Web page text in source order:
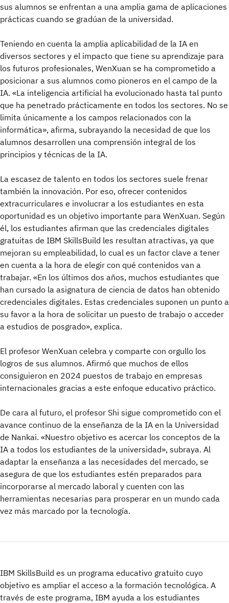
sus alumnos se enfrentan a una amplia gama de aplicaciones
prácticas cuando se gradúan de la universidad.
Teniendo en cuenta la amplia aplicabilidad de la IA en
diversos sectores y el impacto que tiene su aprendizaje para
los futuros profesionales, WenXuan se ha comprometido a
posicionar a sus alumnos como pioneros en el campo de la
IA. «La inteligencia artificial ha evolucionado hasta tal punto
que ha penetrado prácticamente en todos los sectores. No se
limita únicamente a los campos relacionados con la
informática», afirma, subrayando la necesidad de que los
alumnos desarrollen una comprensión integral de los
principios y técnicas de la IA.
La escasez de talento en todos los sectores suele frenar
también la innovación. Por eso, ofrecer contenidos
extracurriculares e involucrar a los estudiantes en esta
oportunidad es un objetivo importante para WenXuan. Según
él, los estudiantes afirman que las credenciales digitales
gratuitas de IBM SkillsBuild les resultan atractivas, ya que
mejoran su empleabilidad, lo cual es un factor clave a tener
en cuenta a la hora de elegir con qué contenidos van a
trabajar. «En los últimos dos años, muchos estudiantes que
han cursado la asignatura de ciencia de datos han obtenido
credenciales digitales. Estas credenciales suponen un punto a
su favor a la hora de solicitar un puesto de trabajo o acceder
a estudios de posgrado», explica.
El profesor WenXuan celebra y comparte con orgullo los
logros de sus alumnos. Afirmó que muchos de ellos
consiguieron en 2024 puestos de trabajo en empresas
internacionales gracias a este enfoque educativo práctico.
De cara al futuro, el profesor Shi sigue comprometido con el
avance continuo de la enseñanza de la IA en la Universidad
de Nankai. «Nuestro objetivo es acercar los conceptos de la
IA a todos los estudiantes de la universidad», subraya. Al
adaptar la enseñanza a las necesidades del mercado, se
asegura de que los estudiantes estén preparados para
incorporarse al mercado laboral y cuenten con las
herramientas necesarias para prosperar en un mundo cada
vez más marcado por la tecnología.
IBM SkillsBuild es un programa educativo gratuito cuyo
objetivo es ampliar el acceso a la formación tecnológica. A
través de este programa, IBM ayuda a los estudiantes